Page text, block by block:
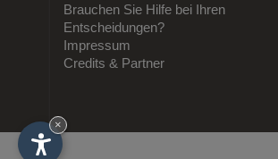
Brauchen Sie Hilfe bei Ihren
Entscheidungen?
Impressum
Credits & Partner
×